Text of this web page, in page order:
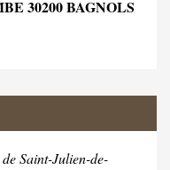
30200 BAGNOLS
Saint-Julien-de-